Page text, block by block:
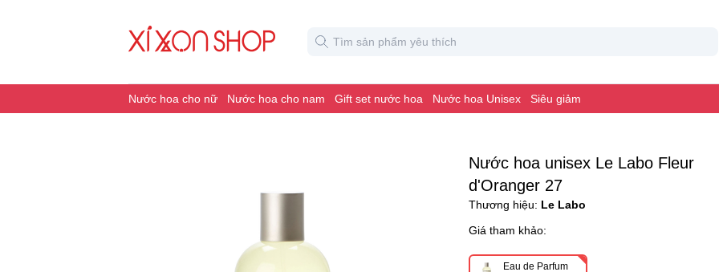
Nước hoa cho nữ Nước hoa cho nam Gift set nước hoa Nước hoa Unisex Siêu giảm
Nước hoa unisex Le Labo Fleur
d'Oranger 27
Thương hiệu: Le Labo
Giá tham khảo:
Eau de Parfum